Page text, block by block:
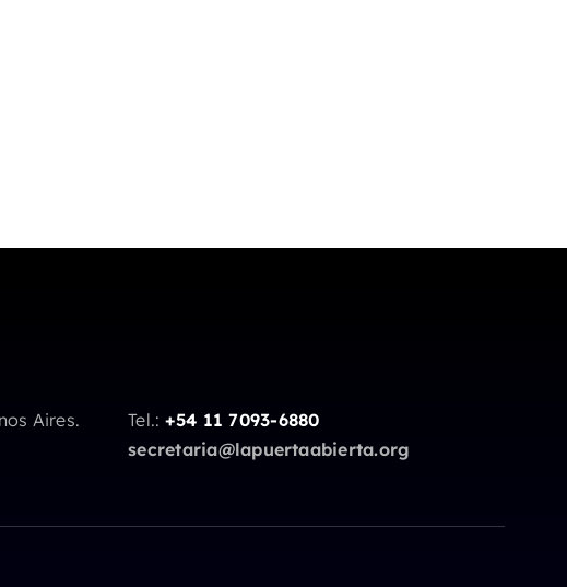
Aires.
Tel.: +54 11 7093-6880
secretaria@lapuertaabierta.org